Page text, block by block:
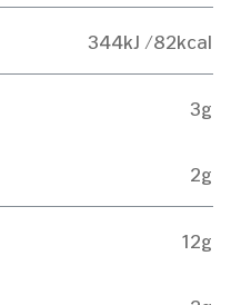
344kJ /82kcal
3g
2g
12g